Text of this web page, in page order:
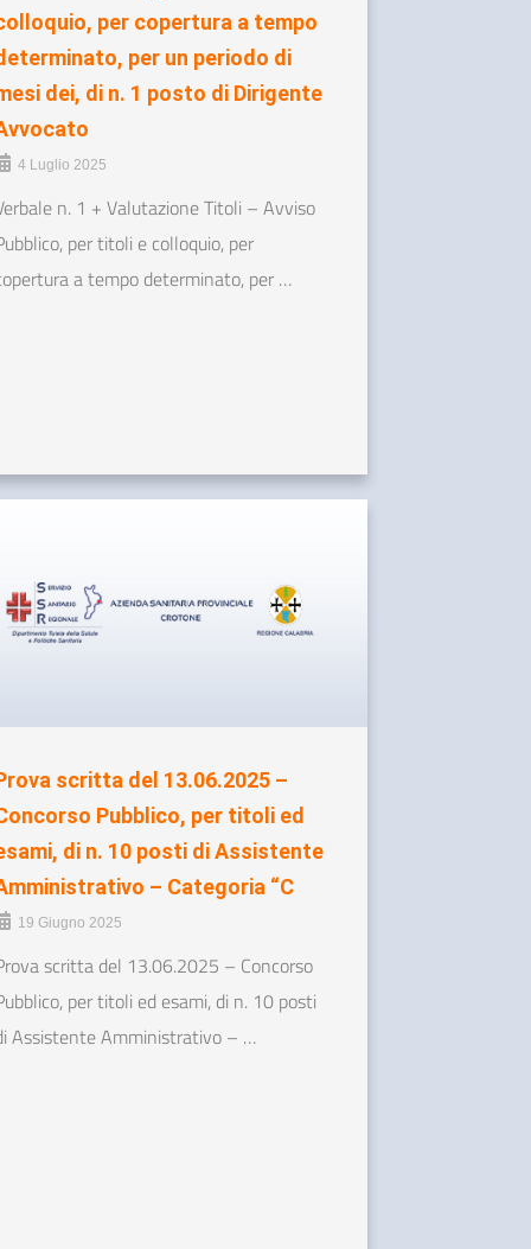
per copertura a tempo
per un periodo di
dei, di n. 1 posto di Dirigente
4 Luglio 2025
n. 1 + Valutazione Titoli – Avviso
per titoli e colloquio, per
a tempo determinato, per …
scritta del 13.06.2025 –
Pubblico, per titoli ed
di n. 10 posti di Assistente
– Categoria “C
19 Giugno 2025
scritta del 13.06.2025 – Concorso
per titoli ed esami, di n. 10 posti
Assistente Amministrativo – …